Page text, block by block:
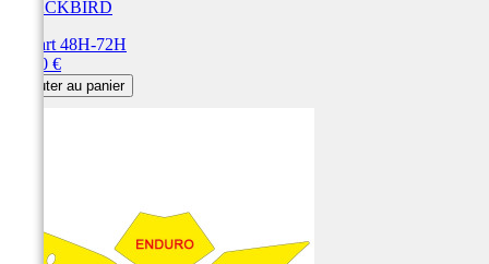
BLACKBIRD
Départ 48H-72H
28,80 €
Ajouter au panier